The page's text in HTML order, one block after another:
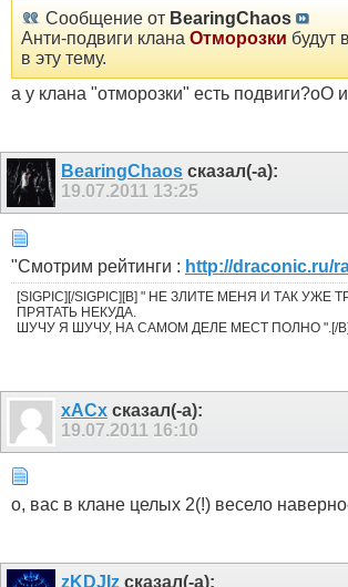
Сообщение от BearingChaos
Анти-подвиги клана Отморозки будут
в эту тему.
а у клана "отморозки" есть подвиги?оО
BearingChaos сказал(-а):
19.07.2011 13:25
"Смотрим рейтинги : http://draconic.ru/
[SIGPIC][/SIGPIC][B] " НЕ ЗЛИТЕ МЕНЯ И ТАК УЖЕ
ПРЯТАТЬ НЕКУДА.
ШУЧУ Я ШУЧУ, НА САМОМ ДЕЛЕ МЕСТ ПОЛНО ".[/
xACx сказал(-а):
19.07.2011 16:10
о, вас в клане целых 2(!) весело
zKDJIz сказал(-а):